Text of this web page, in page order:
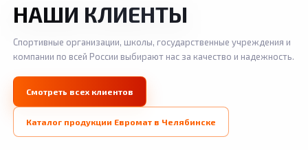
НАШИ КЛИЕНТЫ
Спортивные организации, школы, государственные учреждения и
компании по всей России выбирают нас за качество и надежность.
Смотреть всех клиентов
Каталог продукции Евромат в Челябинске